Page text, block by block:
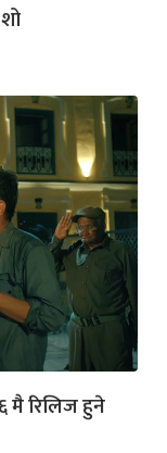
मै रिलिज हुने